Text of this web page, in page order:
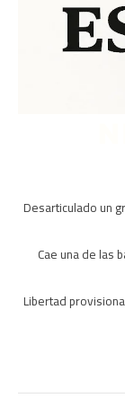
Desarticulado un
Cae una de las
Libertad